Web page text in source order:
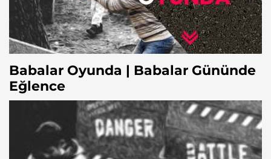
Babalar Oyunda | Babalar Gününde
Eğlence